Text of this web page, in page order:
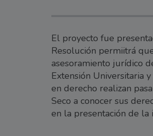
El proyecto fue
Resolución permiitrá
asesoramiento jurídico
Extensión Universitaria
en derecho realizan
Seco a conocer sus
en la presentación de la